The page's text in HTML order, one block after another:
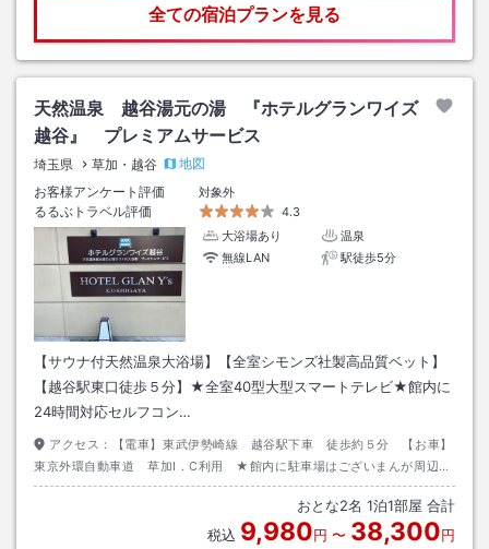
全ての宿泊プランを見る
天然温泉 越谷湯元の湯 『ホテルグランワイズ
越谷』 プレミアムサービス
埼玉県 草加・越谷
地図
お客様アンケート評価
対象外
るるぶトラベル評価
4.3
大浴場あり
温泉
無線LAN
駅徒歩5分
【サウナ付天然温泉大浴場】【全室シモンズ社製高品質ベット】
【越谷駅東口徒歩５分】★全室40型大型スマートテレビ★館内に
24時間対応セルフコン…
アクセス：
【電車】東武伊勢崎線 越谷駅下車 徒歩約５分 【お車】
東京外環自動車道 草加I．C利用 ★館内に駐車場はございまんが周辺に
複数のコインパーキング1泊800円程度～ございます。ホテルの隣もコイ
おとな2名 1泊1部屋 合計
税込 9,980円 〜 38,300円